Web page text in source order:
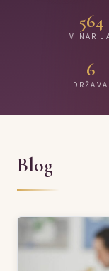
564
6
DRŽAVA
Blog